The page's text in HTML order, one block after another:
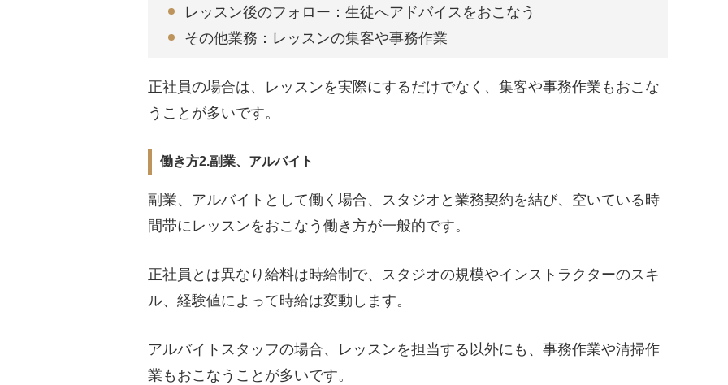
レッスン後のフォロー：生徒へアドバイスをおこなう
その他業務：レッスンの集客や事務作業
正社員の場合は、レッスンを実際にするだけでなく、集客や事務作業もおこな
うことが多いです。
働き方2.副業、アルバイト
副業、アルバイトとして働く場合、スタジオと業務契約を結び、空いている時
間帯にレッスンをおこなう働き方が一般的です。
正社員とは異なり給料は時給制で、スタジオの規模やインストラクターのスキ
ル、経験値によって時給は変動します。
アルバイトスタッフの場合、レッスンを担当する以外にも、事務作業や清掃作
業もおこなうことが多いです。